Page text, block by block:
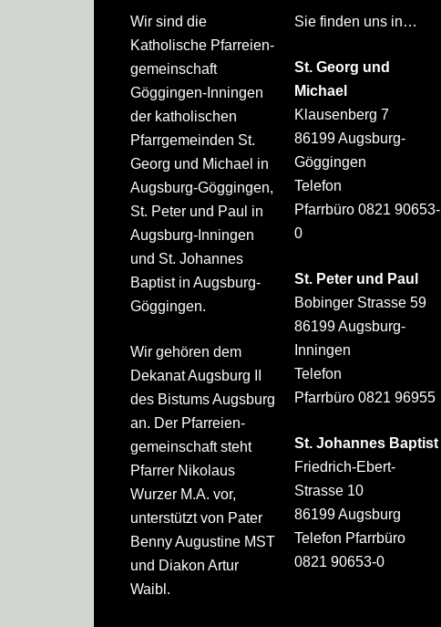
Footer
Wir sind die
Katholische Pfarreien­
gemeinschaft
Göggingen-Inningen
der katholischen
Pfarrgemeinden St.
Georg und Michael in
Augsburg-Göggingen,
St. Peter und Paul in
Augsburg-Inningen
und St. Johannes
Baptist in Augsburg-
Göggingen.
Wir gehören dem
Dekanat Augsburg II
des Bistums Augsburg
an. Der Pfarreien­
gemeinschaft steht
Pfarrer Nikolaus
Wurzer M.A. vor,
unterstützt von Pater
Benny Augustine MST
und Diakon Artur
Waibl.
Sie finden uns in…
St. Georg und
Michael
Klausenberg 7
86199 Augsburg-
Göggingen
Telefon
Pfarrbüro 0821 90653-
0
St. Peter und Paul
Bobinger Strasse 59
86199 Augsburg-
Inningen
Telefon
Pfarrbüro 0821 96955
St. Johannes Baptist
Friedrich-Ebert-
Strasse 10
86199 Augsburg
Telefon Pfarrbüro
0821 90653-0